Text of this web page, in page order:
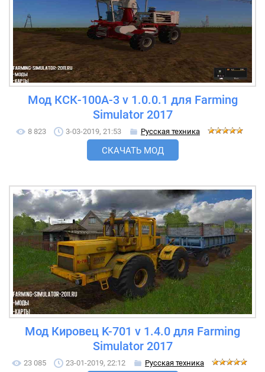
Мод КСК-100А-3 v 1.0.0.1 для Farming
Simulator 2017
8 823 3-03-2019, 21:53 Русская техника
СКАЧАТЬ МОД
Мод Кировец K-701 v 1.4.0 для Farming
Simulator 2017
23 085 23-01-2019, 22:12 Русская техника